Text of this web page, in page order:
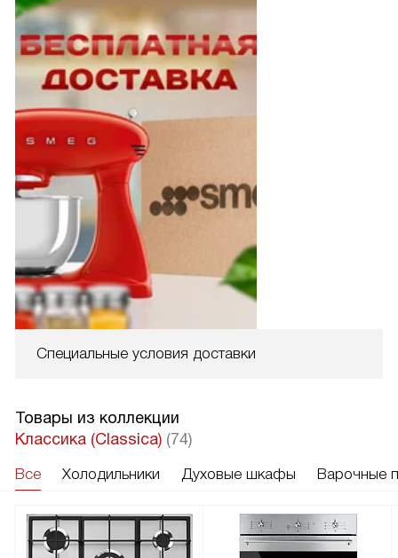
Специальные условия доставки
Товары из коллекции
Классика (Classica) (74)
Все Холодильники Духовые шкафы Варочные